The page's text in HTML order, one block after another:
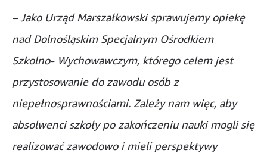
– Jako Urząd Marszałkowski sprawujemy opiekę
nad Dolnośląskim Specjalnym Ośrodkiem
Szkolno- Wychowawczym, którego celem jest
przystosowanie do zawodu osób z
niepełnosprawnościami. Zależy nam więc, aby
absolwenci szkoły po zakończeniu nauki mogli się
realizować zawodowo i mieli perspektywy